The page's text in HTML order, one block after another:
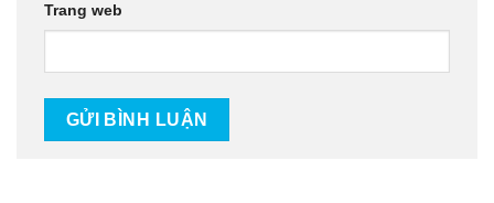
Trang web